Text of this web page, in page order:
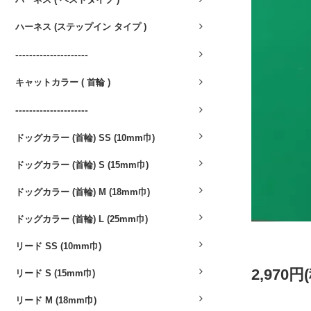
ハーネス (ステップイン タイプ )
---------------------
キャットカラー ( 首輪 )
---------------------
ドッグカラー (首輪) SS (10mm巾)
ドッグカラー (首輪) S (15mm巾)
ドッグカラー (首輪) M (18mm巾)
ドッグカラー (首輪) L (25mm巾)
リード SS (10mm巾)
リード S (15mm巾)
リード M (18mm巾)
2,970円